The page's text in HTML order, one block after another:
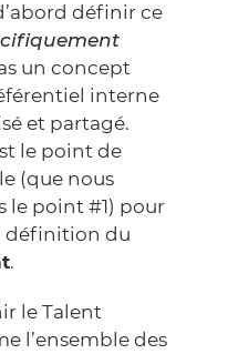
définir ce
un concept
interne
et partagé.
le point de
(que nous
le point #1) pour
définition du
.
le Talent
l’ensemble des